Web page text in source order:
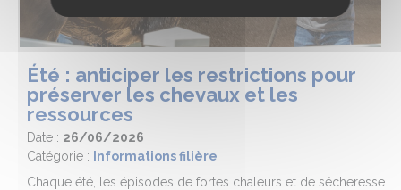
Été : anticiper les restrictions pour
préserver les chevaux et les
ressources
Date : 26/06/2026
Catégorie :
Informations filière
Chaque été, les épisodes de fortes chaleurs et de sécheresse